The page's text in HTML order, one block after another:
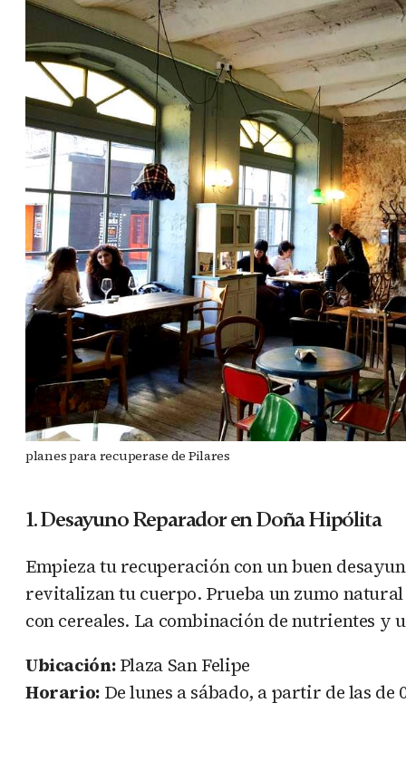
planes para recuperase de Pilares
1. Desayuno Reparador en Doña Hipólita
Empieza tu recuperación con un buen
revitalizan tu cuerpo. Prueba un zumo
con cereales. La combinación de nutrientes
Ubicación:Plaza San Felipe
Horario:De lunes a sábado, a partir de las de